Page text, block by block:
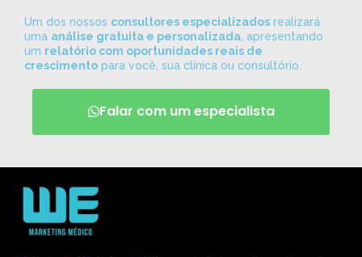
Um dos nossos consultores especializados realizará
uma análise gratuita e personalizada , apresentando
um relatório com oportunidades reais de
crescimento para você, sua clínica ou consultório.
Falar com um especialista